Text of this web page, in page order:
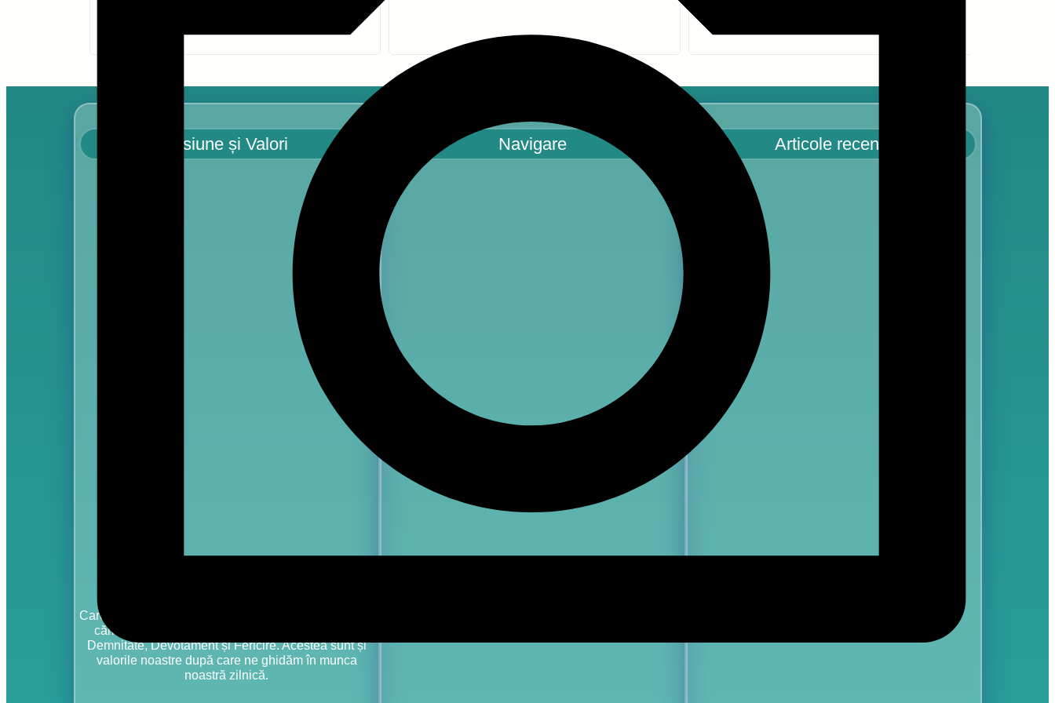
Misiune și Valori
Care Center Sf. Maria reprezintă locația ideală a unui
cămin care oferă Siguranță, Încredere, Respect,
Demnitate, Devotament și Fericire. Acestea sunt și
valorile noastre după care ne ghidăm în munca
noastră zilnică.
Navigare Articole recente